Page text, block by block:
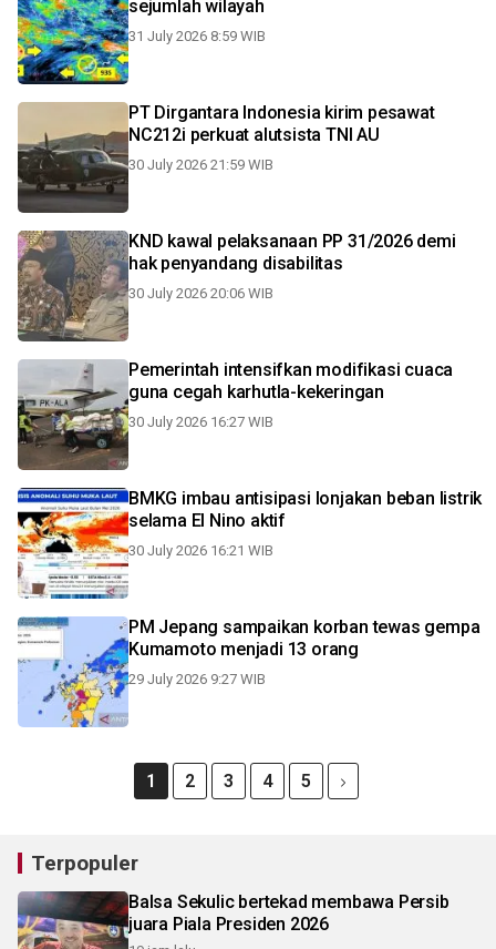
sejumlah wilayah
31 July 2026 8:59 WIB
PT Dirgantara Indonesia kirim pesawat
NC212i perkuat alutsista TNI AU
30 July 2026 21:59 WIB
KND kawal pelaksanaan PP 31/2026 demi
hak penyandang disabilitas
30 July 2026 20:06 WIB
Pemerintah intensifkan modifikasi cuaca
guna cegah karhutla-kekeringan
30 July 2026 16:27 WIB
BMKG imbau antisipasi lonjakan beban listrik
selama El Nino aktif
30 July 2026 16:21 WIB
PM Jepang sampaikan korban tewas gempa
Kumamoto menjadi 13 orang
29 July 2026 9:27 WIB
1 2 3 4 5
Terpopuler
Balsa Sekulic bertekad membawa Persib
juara Piala Presiden 2026